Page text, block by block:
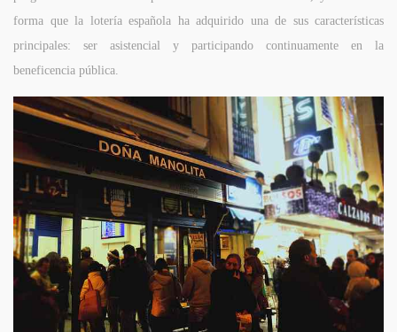
forma que la lotería española ha adquirido una de sus características
principales: ser asistencial y participando continuamente en la
beneficencia pública.